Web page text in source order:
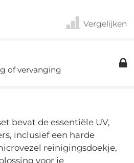
Vergelijken
of vervanging
bevat de essentiële UV,
inclusief een harde
reinigingsdoekje,
voor je